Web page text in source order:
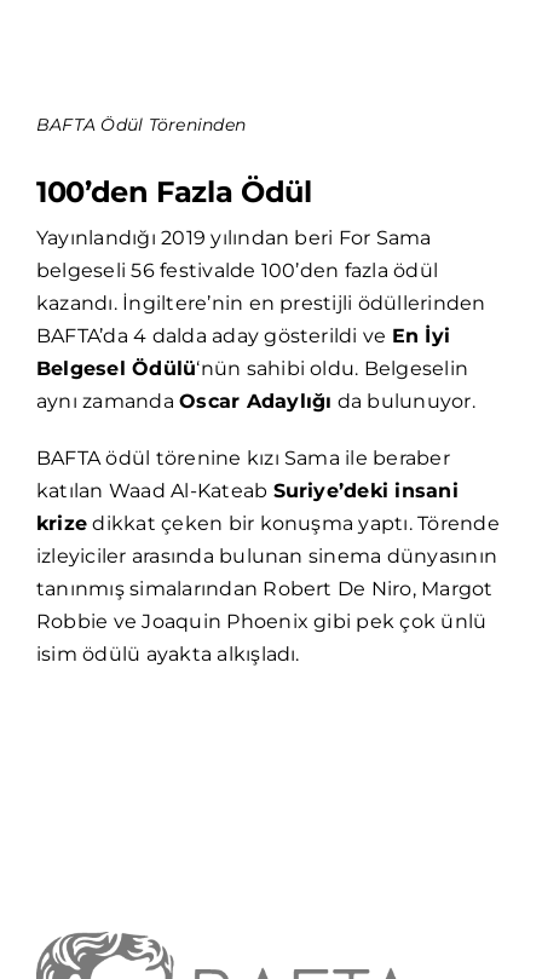
BAFTA Ödül Töreninden
100’den Fazla Ödül
Yayınlandığı 2019 yılından beri For Sama
belgeseli 56 festivalde 100’den fazla ödül
kazandı. İngiltere’nin en prestijli ödüllerinden
BAFTA’da 4 dalda aday gösterildi ve En İyi
Belgesel Ödülü‘nün sahibi oldu. Belgeselin
aynı zamandaOscar Adaylığı da bulunuyor.
BAFTA ödül törenine kızı Sama ile beraber
katılan Waad Al-Kateab Suriye’deki insani
krize dikkat çeken bir konuşma yaptı. Törende
izleyiciler arasında bulunan sinema dünyasının
tanınmış simalarından Robert De Niro, Margot
Robbie ve Joaquin Phoenix gibi pek çok ünlü
isim ödülü ayakta alkışladı.